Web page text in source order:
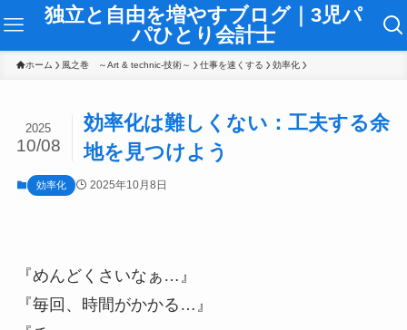
独立と自由を増やすブログ｜3児パ
パひとり会計士
ホーム 風之巻 ～Art & technic-技術～ 仕事を速くする 効率化
効率化は難しくない：工夫する余
地を見つけよう
2025
10/08
効率化 2025年10月8日
『めんどくさいなぁ…』
『毎回、時間がかかる…』